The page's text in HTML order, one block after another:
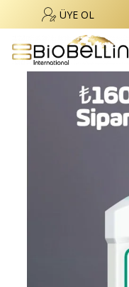
ÜYE OL